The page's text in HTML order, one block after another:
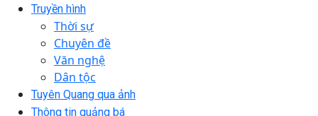
Truyền hình
Thời sự
Chuyên đề
Văn nghệ
Dân tộc
Tuyên Quang qua ảnh
Thông tin quảng bá